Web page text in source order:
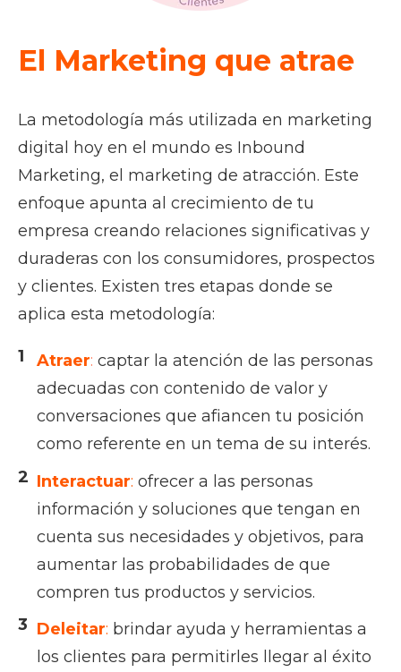
El Marketing que atrae
La metodología más utilizada en marketing
digital hoy en el mundo es Inbound
Marketing, el marketing de atracción. Este
enfoque apunta al crecimiento de tu
empresa creando relaciones significativas y
duraderas con los consumidores, prospectos
y clientes. Existen tres etapas donde se
aplica esta metodología:
Atraer: captar la atención de las personas
adecuadas con contenido de valor y
conversaciones que afiancen tu posición
como referente en un tema de su interés.
Interactuar: ofrecer a las personas
información y soluciones que tengan en
cuenta sus necesidades y objetivos, para
aumentar las probabilidades de que
compren tus productos y servicios.
Deleitar: brindar ayuda y herramientas a
los clientes para permitirles llegar al éxito